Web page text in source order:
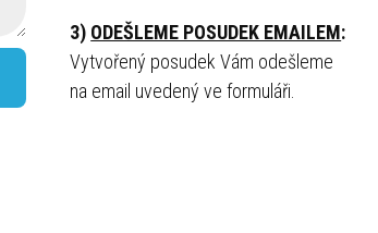
3) ODEŠLEME POSUDEK EMAILEM:
Vytvořený posudek Vám odešleme
na email uvedený ve formuláři.